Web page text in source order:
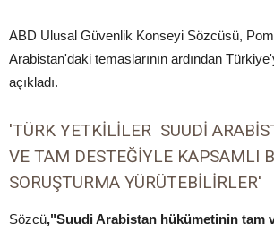
ABD Ulusal Güvenlik Konseyi Sözcüsü,
Arabistan'daki temaslarının ardından
açıkladı.
'TÜRK YETKİLİLER SUUDİ
VE TAM DESTEĞİYLE KAPSAMLI
SORUŞTURMA YÜRÜTEBİLİRLER'
Sözcü,"Suudi Arabistan hükümetinin tam